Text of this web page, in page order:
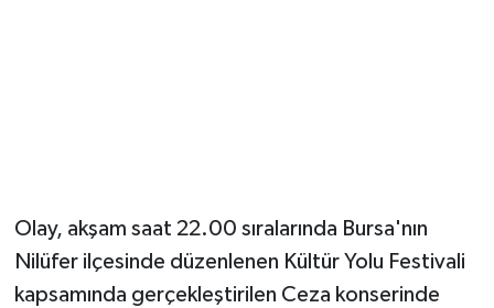
Olay, akşam saat 22.00 sıralarında Bursa'nın
Nilüfer ilçesinde düzenlenen Kültür Yolu Festivali
kapsamında gerçekleştirilen Ceza konserinde
Siyaset